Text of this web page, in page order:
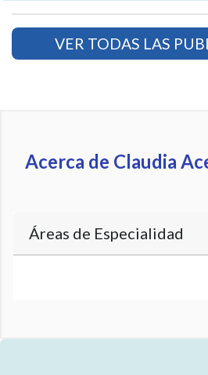
VER TODAS LAS
Acerca de Claudia
Áreas de Especialidad